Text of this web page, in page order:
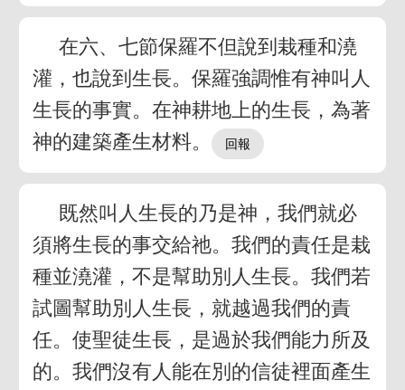
在六、七節保羅不但說到栽種和澆
灌，也說到生長。保羅強調惟有神叫人
生長的事實。在神耕地上的生長，為著
神的建築產生材料。
既然叫人生長的乃是神，我們就必
須將生長的事交給祂。我們的責任是栽
種並澆灌，不是幫助別人生長。我們若
試圖幫助別人生長，就越過我們的責
任。使聖徒生長，是過於我們能力所及
的。我們沒有人能在別的信徒裡面產生